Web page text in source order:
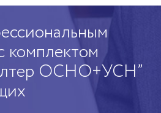
комплектом
ОСНО+УСН”